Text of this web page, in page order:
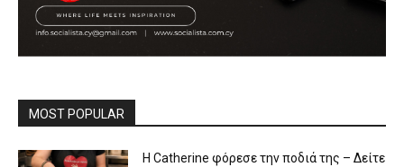
MOST POPULAR
Η Catherine φόρεσε την ποδιά της – Δείτε